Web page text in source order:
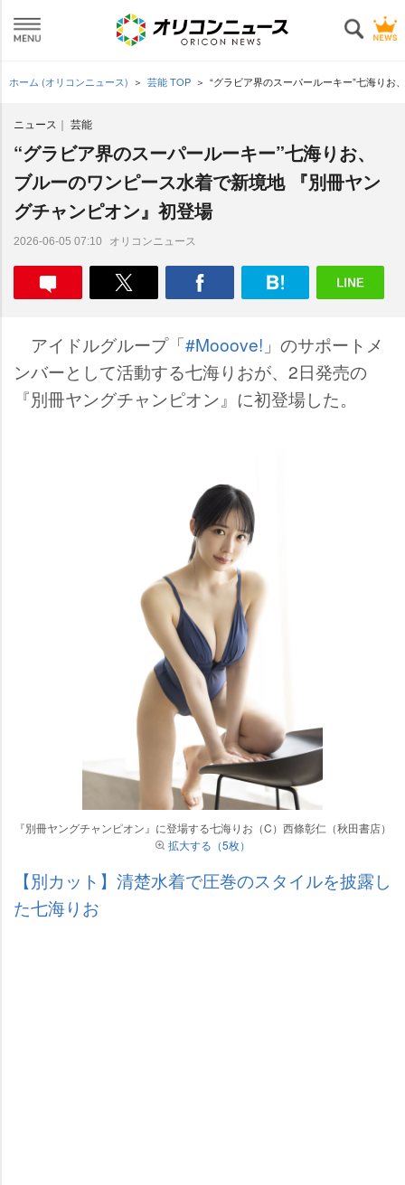
ホーム (オリコンニュース) 芸能 TOP “グラビア界のスーパールーキー”七海り
ニュース 芸能
“グラビア界のスーパールーキー”七海りお、
ブルーのワンピース水着で新境地 『別冊ヤン
グチャンピオン』初登場
2026-06-05 07:10 オリコンニュース
アイドルグループ「#Mooove! 」のサポートメ
ンバーとして活動する七海りおが、2日発売の
『別冊ヤングチャンピオン』に初登場した。
『別冊ヤングチャンピオン』に登場する七海りお（C）西條彰仁（秋田書店）
拡大する（5枚）
【別カット】清楚水着で圧巻のスタイルを披露し
た七海りお